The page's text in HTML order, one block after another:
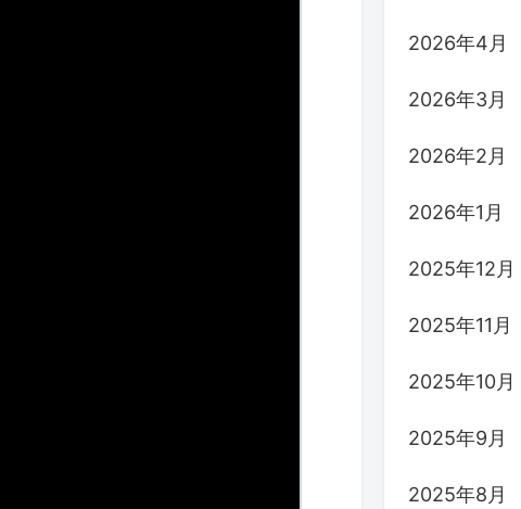
2026年4月
2026年3月
2026年2月
2026年1月
2025年12月
2025年11月
2025年10月
2025年9月
2025年8月